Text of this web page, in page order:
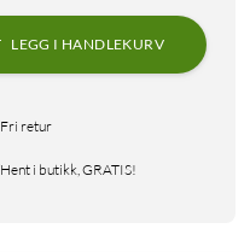
LEGG I HANDLEKURV
Fri retur
Hent i butikk, GRATIS!